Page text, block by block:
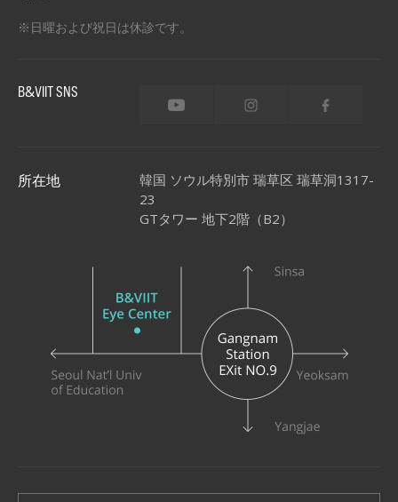
※日曜および祝日は休診です。
B&VIIT SNS
所在地
韓国 ソウル特別市 瑞草区 瑞草洞1317-
23
GTタワー 地下2階（B2）